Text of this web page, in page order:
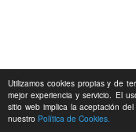
Utilizamos cookies propias y de
mejor experiencia y servicio. El
sitio web implica la aceptación
nuestro Política de Cookies.